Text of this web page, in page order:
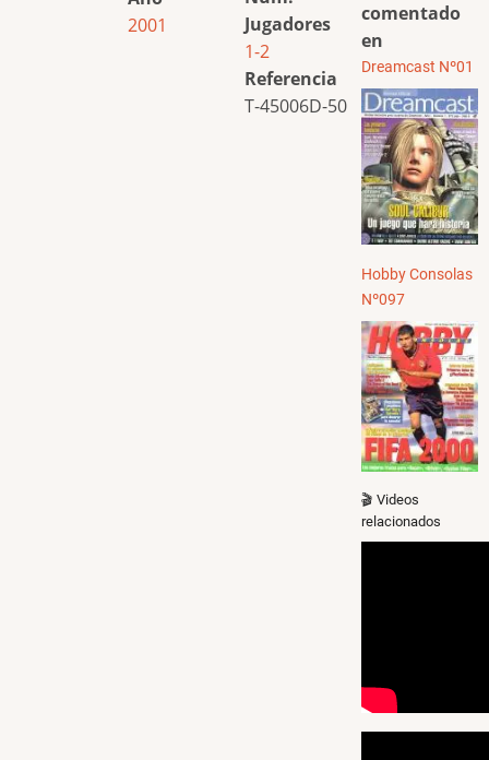
2001
Jugadores
1-2
Referencia
T-45006D-50
comentado
en
Dreamcast Nº01
Hobby Consolas
Nº097
🎬 Videos
relacionados